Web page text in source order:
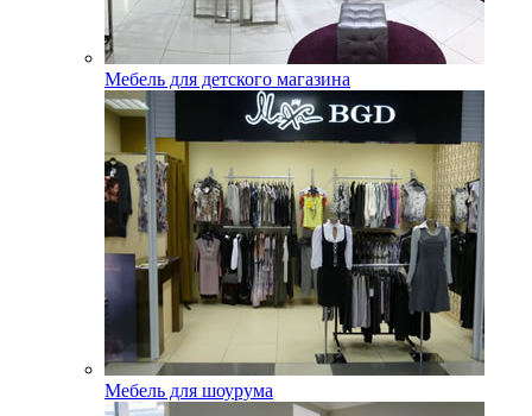
Мебель для детского магазина
Мебель для шоурума